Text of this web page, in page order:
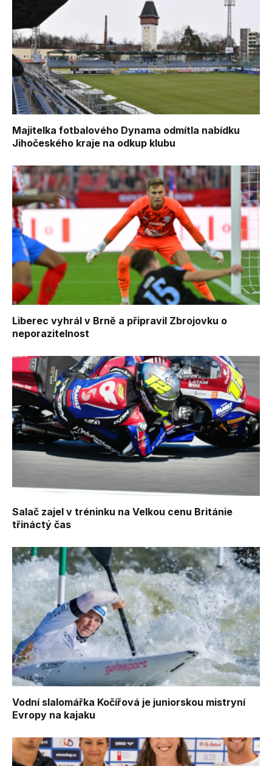
Majitelka fotbalového Dynama odmítla nabídku
Jihočeského kraje na odkup klubu
Liberec vyhrál v Brně a připravil Zbrojovku o
neporazitelnost
Salač zajel v tréninku na Velkou cenu Británie
třináctý čas
Vodní slalomářka Kočířová je juniorskou mistryní
Evropy na kajaku